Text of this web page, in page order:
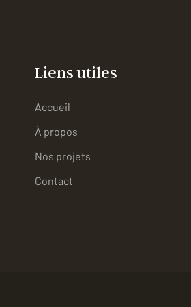
Liens utiles
Accueil
À propos
Nos projets
Contact